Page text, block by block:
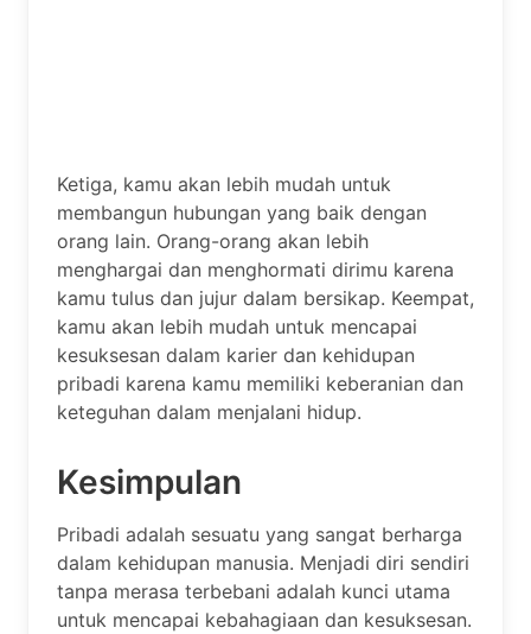
Ketiga, kamu akan lebih mudah untuk
membangun hubungan yang baik dengan
orang lain. Orang-orang akan lebih
menghargai dan menghormati dirimu karena
kamu tulus dan jujur dalam bersikap. Keempat,
kamu akan lebih mudah untuk mencapai
kesuksesan dalam karier dan kehidupan
pribadi karena kamu memiliki keberanian dan
keteguhan dalam menjalani hidup.
Kesimpulan
Pribadi adalah sesuatu yang sangat berharga
dalam kehidupan manusia. Menjadi diri sendiri
tanpa merasa terbebani adalah kunci utama
untuk mencapai kebahagiaan dan kesuksesan.